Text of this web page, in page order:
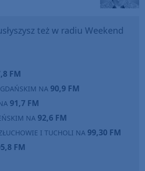
też w radiu Weekend
FM
NA 90,9 FM
91,7 FM
NA 92,6 FM
I TUCHOLI NA 99,30 FM
FM